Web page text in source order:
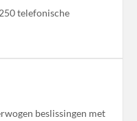
telefonische
beslissingen met